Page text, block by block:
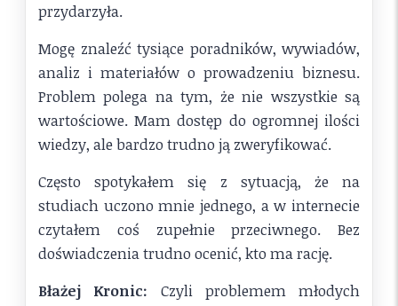
przydarzyła.
Mogę znaleźć tysiące poradników, wywiadów,
analiz i materiałów o prowadzeniu biznesu.
Problem polega na tym, że nie wszystkie są
wartościowe. Mam dostęp do ogromnej ilości
wiedzy, ale bardzo trudno ją zweryfikować.
Często spotykałem się z sytuacją, że na
studiach uczono mnie jednego, a w internecie
czytałem coś zupełnie przeciwnego. Bez
doświadczenia trudno ocenić, kto ma rację.
Błażej Kronic: Czyli problemem młodych